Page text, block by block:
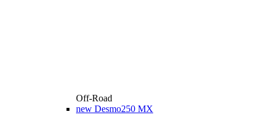
Off-Road
new Desmo250 MX